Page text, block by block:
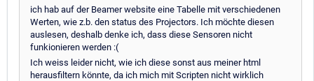
ich hab auf der Beamer website eine Tabelle mit verschiedenen
Werten, wie z.b. den status des Projectors. Ich möchte diesen
auslesen, deshalb denke ich, dass diese Sensoren nicht
funkionieren werden :(
Ich weiss leider nicht, wie ich diese sonst aus meiner html
herausfiltern könnte, da ich mich mit Scripten nicht wirklich